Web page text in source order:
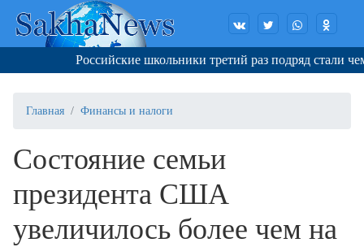
Российские школьники третий раз подряд стали
Главная Финансы и налоги
Состояние семьи
президента США
увеличилось более чем на